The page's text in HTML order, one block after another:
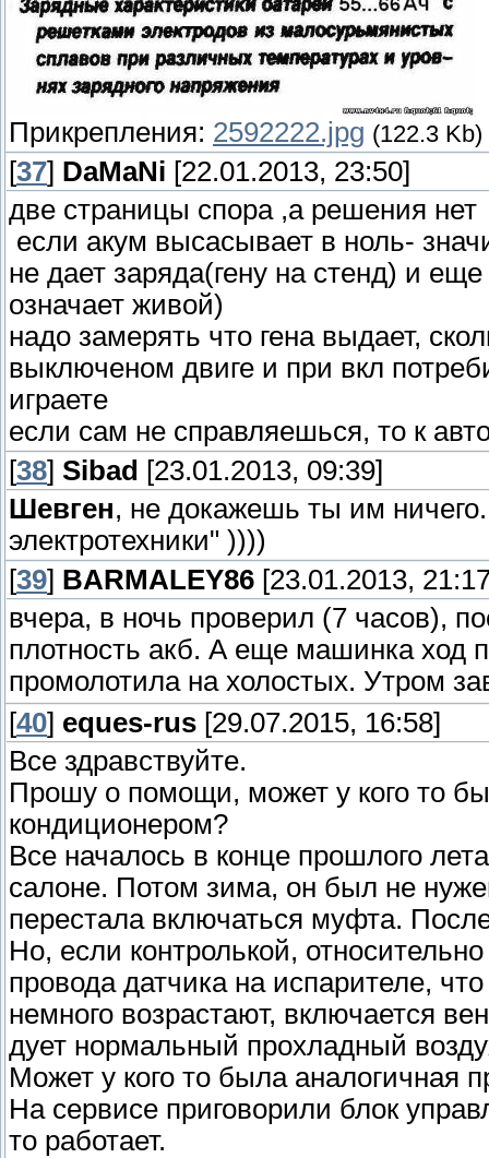
Прикрепления: 2592222.jpg (122.3 Kb)
[37] DaMaNi [22.01.2013, 23:50]
две страницы спора ,а решения нет
если акум высасывает в ноль-
не дает заряда(гену на стенд) и
означает живой)
надо замерять что гена выдает,
выключеном двиге и при вкл
играете
если сам не справляешься, то к
[38] Sibad [23.01.2013, 09:39]
Шевген, не докажешь ты им
электротехники" ))))
[39] BARMALEY86 [23.01.2013,
вчера, в ночь проверил (7 часов),
плотность акб. А еще машинка ход
промолотила на холостых. Утром
[40] eques-rus [29.07.2015, 16:58]
Все здравствуйте.
Прошу о помощи, может у кого то
кондиционером?
Все началось в конце прошлого
салоне. Потом зима, он был не
перестала включаться муфта.
Но, если контролькой,
провода датчика на испарителе,
немного возрастают, включается
дует нормальный прохладный
Может у кого то была аналогичная
На сервисе приговорили блок
то работает.